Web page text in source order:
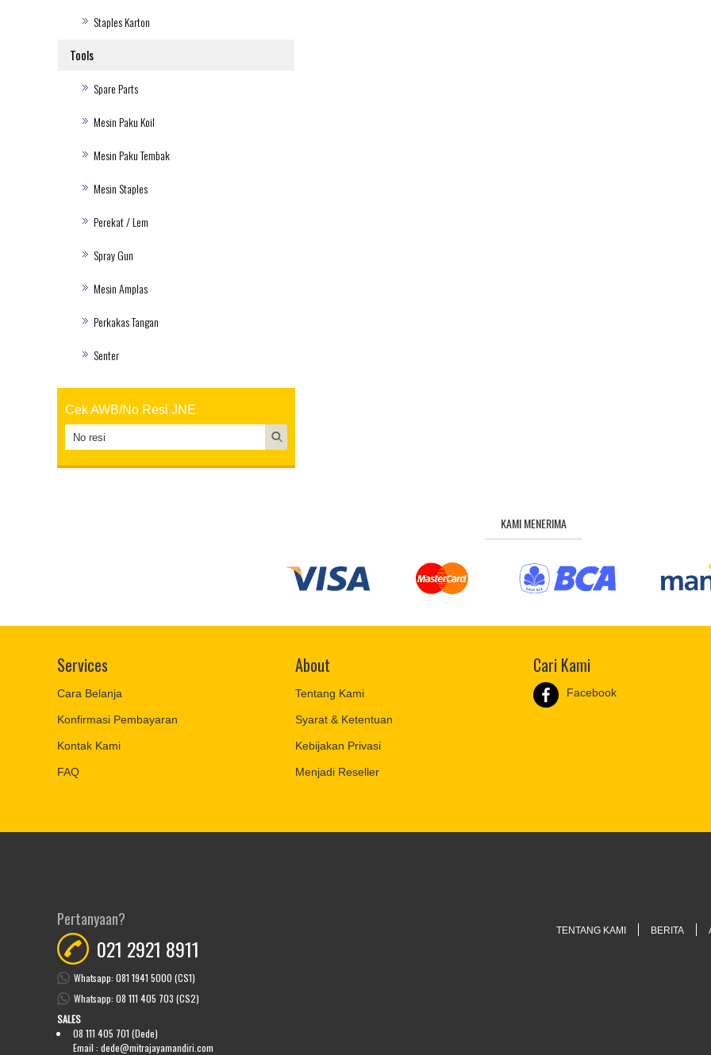
Staples Karton
Tools
Spare Parts
Mesin Paku Koil
Mesin Paku Tembak
Mesin Staples
Perekat / Lem
Spray Gun
Mesin Amplas
Perkakas Tangan
Senter
Cek AWB/No Resi JNE
KAMI MENERIMA
Services
Cara Belanja
Konfirmasi Pembayaran
Kontak Kami
FAQ
About
Tentang Kami
Syarat & Ketentuan
Kebijakan Privasi
Menjadi Reseller
Cari Kami
Facebook
Pertanyaan?
021 2921 8911
Whatsapp: 081 1941 5000 (CS1)
Whatsapp: 08 111 405 703 (CS2)
SALES
08 111 405 701 (Dede)
Email : dede@mitrajayamandiri.com
TENTANG KAMI BERITA